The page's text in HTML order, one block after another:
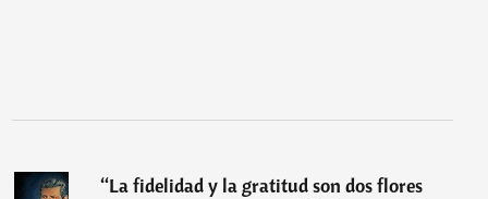
“La fidelidad y la gratitud son dos flores